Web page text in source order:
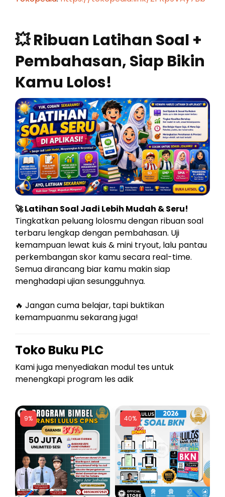
💥 Ribuan Latihan Soal +
Pembahasan, Siap Bikin
Kamu Lolos!
🚀 Latihan Soal Jadi Lebih Mudah & Seru!
Tingkatkan peluang lolosmu dengan ribuan soal
terbaru lengkap dengan pembahasan. Uji
kemampuan lewat kuis & mini tryout, lalu pantau
perkembangan skor kamu secara real-time.
Semua dirancang biar kamu makin siap
menghadapi ujian sesungguhnya.
🔥 Jangan cuma belajar, tapi buktikan
kemampuanmu sekarang juga!
Toko Buku PLC
Kami juga menyediakan modul tes untuk
menengkapi program les adik
9% 40%